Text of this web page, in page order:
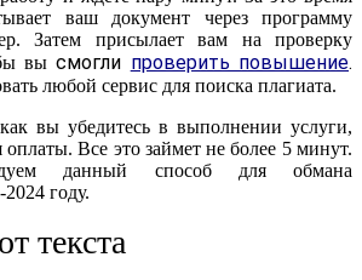
ваш документ через программу
Затем присылает вам на проверку
высмогли проверить повышение.
любой сервис для поиска плагиата.
вы убедитесь в выполнении услуги,
Все это займет не более 5 минут.
данный способ для обмана
году.
текста